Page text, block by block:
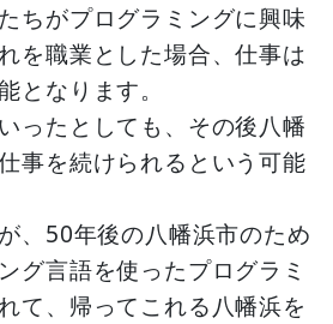
ちがプログラミングに興味
を職業とした場合、仕事は
となります。
ったとしても、その後八幡
事を続けられるという可能
、50年後の八幡浜市のため
グ言語を使ったプログラミ
て、帰ってこれる八幡浜を